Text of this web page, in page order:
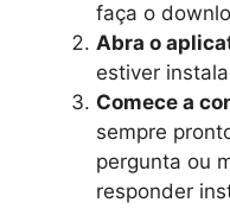
faça o
Abra o
estiver
Comece a
sempre
pergunta ou
responder